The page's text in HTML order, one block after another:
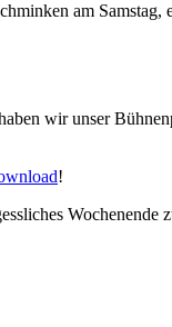
am
wir unser
!
Wochenende